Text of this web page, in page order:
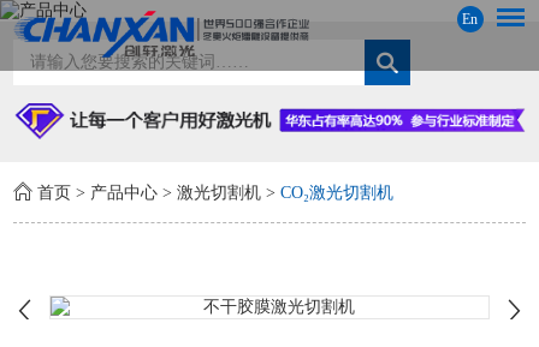
En
首页 > 产品中心 >激光切割机 >CO₂激光切割机